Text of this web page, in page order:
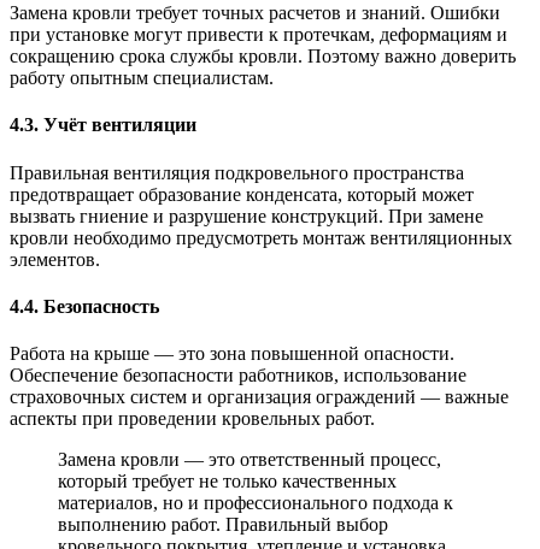
Замена кровли требует точных расчетов и знаний. Ошибки
при установке могут привести к протечкам, деформациям и
сокращению срока службы кровли. Поэтому важно доверить
работу опытным специалистам.
4.3. Учёт вентиляции
Правильная вентиляция подкровельного пространства
предотвращает образование конденсата, который может
вызвать гниение и разрушение конструкций. При замене
кровли необходимо предусмотреть монтаж вентиляционных
элементов.
4.4. Безопасность
Работа на крыше — это зона повышенной опасности.
Обеспечение безопасности работников, использование
страховочных систем и организация ограждений — важные
аспекты при проведении кровельных работ.
Замена кровли — это ответственный процесс,
который требует не только качественных
материалов, но и профессионального подхода к
выполнению работ. Правильный выбор